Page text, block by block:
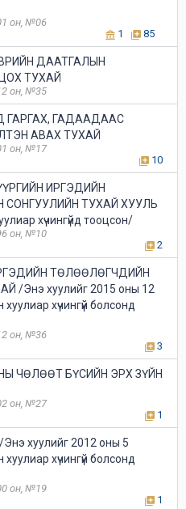
он, №06
85
1
ДААТГАЛЫН
ТУХАЙ
он, №35
ГАДААДААС
АВАХ ТУХАЙ
он, №17
10
ИРГЭДИЙН
ТУХАЙ ХУУЛЬ
хүчингүйд тооцсон/
он, №10
2
ТӨЛӨӨЛӨГЧДИЙН
/Энэ хуулийг 2015 оны 12
хүчингүй болсонд
он, №36
3
ЧӨЛӨӨТ БҮСИЙН ЭРХ ЗҮЙН
он, №27
1
хуулийг 2012 оны 5
хүчингүй болсонд
он, №19
1